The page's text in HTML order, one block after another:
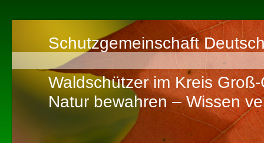
Schutzgemeinschaft
Waldschützer im Kreis
Natur bewahren – Wissen